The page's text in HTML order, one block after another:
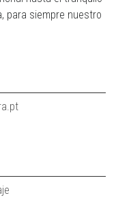
para siempre nuestro